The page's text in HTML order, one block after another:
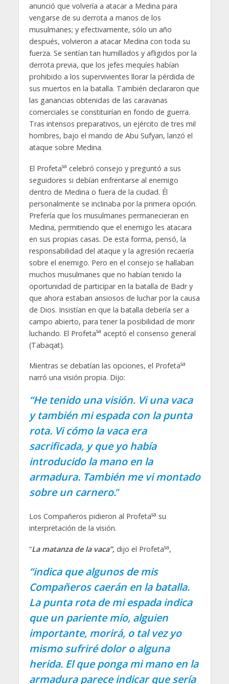
anunció que volvería a atacar a Medina para
vengarse de su derrota a manos de los
musulmanes; y efectivamente, sólo un año
después, volvieron a atacar Medina con toda su
fuerza. Se sentían tan humillados y afligidos por la
derrota previa, que los jefes mequíes habían
prohibido a los supervivientes llorar la pérdida de
sus muertos en la batalla. También declararon que
las ganancias obtenidas de las caravanas
comerciales se constituirían en fondo de guerra.
Tras intensos preparativos, un ejército de tres mil
hombres, bajo el mando de Abu Sufyan, lanzó el
ataque sobre Medina.
El Profetasa celebró consejo y preguntó a sus
seguidores si debían enfrentarse al enemigo
dentro de Medina o fuera de la ciudad. Él
personalmente se inclinaba por la primera opción.
Prefería que los musulmanes permanecieran en
Medina, permitiendo que el enemigo les atacara
en sus propias casas. De esta forma, pensó, la
responsabilidad del ataque y la agresión recaería
sobre el enemigo. Pero en el consejo se hallaban
muchos musulmanes que no habían tenido la
oportunidad de participar en la batalla de Badr y
que ahora estaban ansiosos de luchar por la causa
de Dios. Insistían en que la batalla debería ser a
campo abierto, para tener la posibilidad de morir
luchando. El Profetasa aceptó el consenso general
(Tabaqat).
Mientras se debatían las opciones, el Profetasa
narró una visión propia. Dijo:
“He tenido una visión. Vi una vaca
y también mi espada con la punta
rota. Vi cómo la vaca era
sacrificada, y que yo había
introducido la mano en la
armadura. También me vi montado
sobre un carnero.”
Los Compañeros pidieron al Profetasa su
interpretación de la visión.
“La matanza de la vaca”, dijo el Profetasa,
“indica que algunos de mis
Compañeros caerán en la batalla.
La punta rota de mi espada indica
que un pariente mío, alguien
importante, morirá, o tal vez yo
mismo sufriré dolor o alguna
herida. El que ponga mi mano en la
armadura parece indicar que sería